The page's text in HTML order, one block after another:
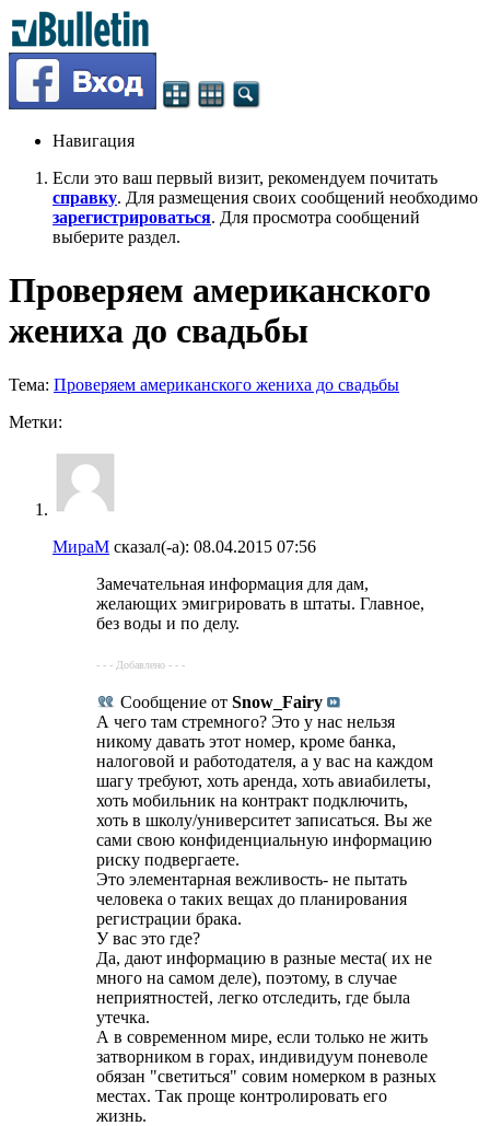
Навигация
Если это ваш первый визит, рекомендуем почитать
справку. Для размещения своих сообщений необходимо
зарегистрироваться. Для просмотра сообщений
выберите раздел.
Проверяем американского
жениха до свадьбы
Тема: Проверяем американского жениха до свадьбы
Метки:
МираМ сказал(-а): 08.04.2015 07:56
Замечательная информация для дам,
желающих эмигрировать в штаты. Главное,
без воды и по делу.
- - - Добавлено - - -
Сообщение от Snow_Fairy
А чего там стремного? Это у нас нельзя
никому давать этот номер, кроме банка,
налоговой и работодателя, а у вас на каждом
шагу требуют, хоть аренда, хоть авиабилеты,
хоть мобильник на контракт подключить,
хоть в школу/университет записаться. Вы же
сами свою конфиденциальную информацию
риску подвергаете.
Это элементарная вежливость- не пытать
человека о таких вещах до планирования
регистрации брака.
У вас это где?
Да, дают информацию в разные места( их не
много на самом деле), поэтому, в случае
неприятностей, легко отследить, где была
утечка.
А в современном мире, если только не жить
затворником в горах, индивидуум поневоле
обязан "светиться" совим номерком в разных
местах. Так проще контролировать его
жизнь.